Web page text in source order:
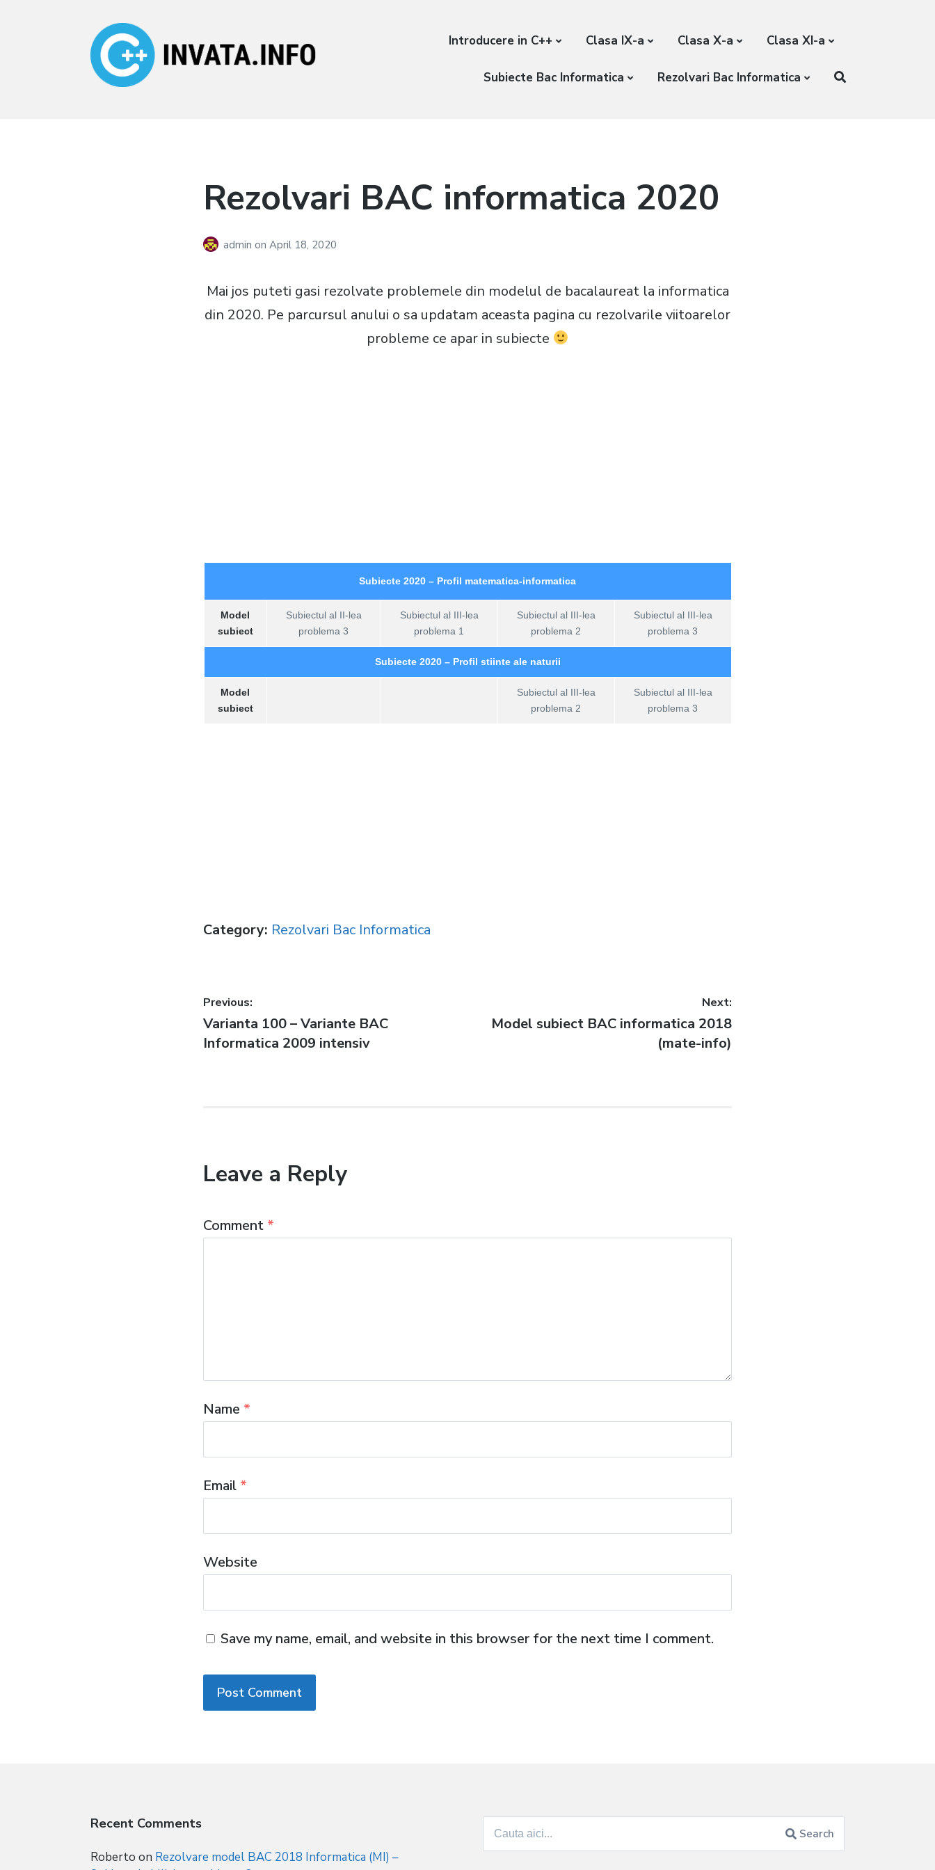
Introducere in C++ Clasa IX-a Clasa X-a Clasa XI-a
Subiecte Bac Informatica Rezolvari Bac Informatica
Rezolvari BAC informatica 2020
adminon April 18, 2020
Mai jos puteti gasi rezolvate problemele din modelul de bacalaureat la informatica
din 2020. Pe parcursul anului o sa updatam aceasta pagina cu rezolvarile viitoarelor
probleme ce apar in subiecte
Subiecte 2020 – Profil matematica-informatica
Model
subiect
Subiectul al II-lea
problema 3
Subiectul al III-lea
problema 1
Subiectul al III-lea
problema 2
Subiectul al III-lea
problema 3
Subiecte 2020 – Profil stiinte ale naturii
Model
subiect
Subiectul al III-lea
problema 2
Subiectul al III-lea
problema 3
Category: Rezolvari Bac Informatica
Post
navigation
Previous:
Previous
post:
Varianta 100 – Variante BAC
Informatica 2009 intensiv
Next:
Next
Model subiect BAC informatica 2018
(mate-info)
Leave a Reply
Comment *
Name *
Email *
Website
Save my name, email, and website in this browser for the next time I comment.
Recent Comments
Roberto on Rezolvare model BAC 2018 Informatica (MI) –
Search
for:
Search